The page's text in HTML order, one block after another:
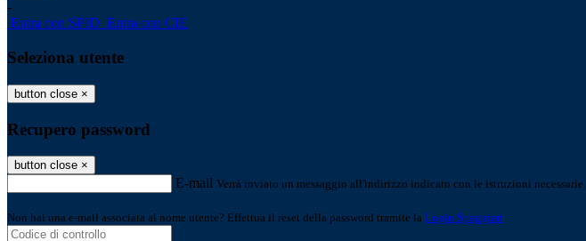
-
Entra con SPID Entra con CIE
Seleziona utente
button close ×
Recupero password
button close ×
E-mail Verrà inviato un messaggio all'indirizzo indicato con le istruzioni necessarie.
Non hai una e-mail associata al nome utente? Effettua il reset della password tramite la Login Spaggiari